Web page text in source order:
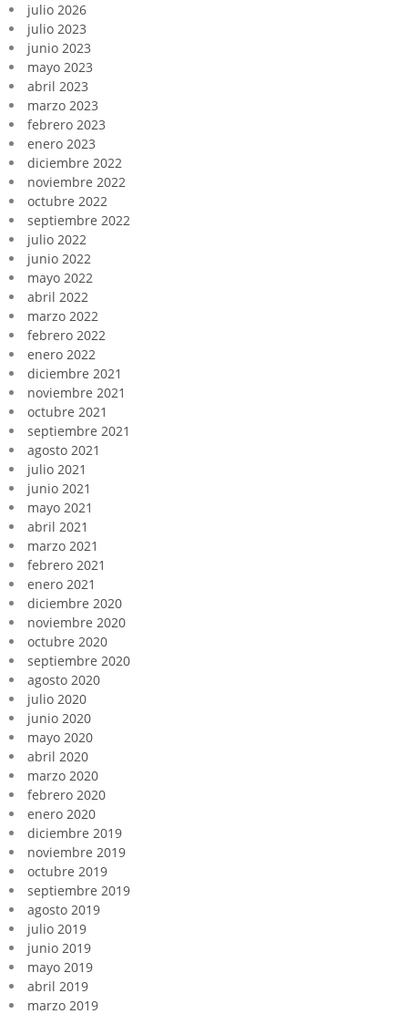
julio 2026
julio 2023
junio 2023
mayo 2023
abril 2023
marzo 2023
febrero 2023
enero 2023
diciembre 2022
noviembre 2022
octubre 2022
septiembre 2022
julio 2022
junio 2022
mayo 2022
abril 2022
marzo 2022
febrero 2022
enero 2022
diciembre 2021
noviembre 2021
octubre 2021
septiembre 2021
agosto 2021
julio 2021
junio 2021
mayo 2021
abril 2021
marzo 2021
febrero 2021
enero 2021
diciembre 2020
noviembre 2020
octubre 2020
septiembre 2020
agosto 2020
julio 2020
junio 2020
mayo 2020
abril 2020
marzo 2020
febrero 2020
enero 2020
diciembre 2019
noviembre 2019
octubre 2019
septiembre 2019
agosto 2019
julio 2019
junio 2019
mayo 2019
abril 2019
marzo 2019